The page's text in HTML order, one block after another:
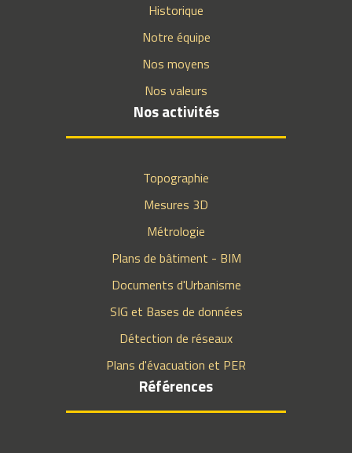
Historique
Notre équipe
Nos moyens
Nos valeurs
Nos activités
Topographie
Mesures 3D
Métrologie
Plans de bâtiment - BIM
Documents d'Urbanisme
SIG et Bases de données
Détection de réseaux
Plans d'évacuation et PER
Références